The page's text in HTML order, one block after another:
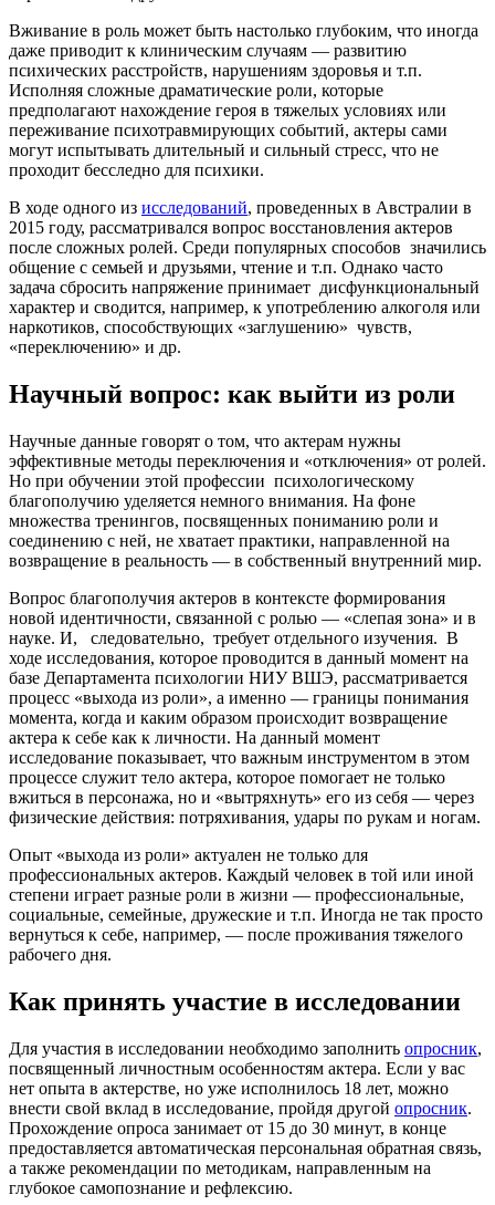
Вживание в роль может быть настолько глубоким, что иногда
даже приводит к клиническим случаям — развитию
психических расстройств, нарушениям здоровья и т.п.
Исполняя сложные драматические роли, которые
предполагают нахождение героя в тяжелых условиях или
переживание психотравмирующих событий, актеры сами
могут испытывать длительный и сильный стресс, что не
проходит бесследно для психики.
В ходе одного из исследований, проведенных в Австралии в
2015 году, рассматривался вопрос восстановления актеров
после сложных ролей. Среди популярных способов значились
общение с семьей и друзьями, чтение и т.п. Однако часто
задача сбросить напряжение принимает дисфункциональный
характер и сводится, например, к употреблению алкоголя или
наркотиков, способствующих «заглушению» чувств,
«переключению» и др.
Научный вопрос: как выйти из роли
Научные данные говорят о том, что актерам нужны
эффективные методы переключения и «отключения» от ролей.
Но при обучении этой профессии психологическому
благополучию уделяется немного внимания. На фоне
множества тренингов, посвященных пониманию роли и
соединению с ней, не хватает практики, направленной на
возвращение в реальность — в собственный внутренний мир.
Вопрос благополучия актеров в контексте формирования
новой идентичности, связанной с ролью — «слепая зона» и в
науке. И, следовательно, требует отдельного изучения. В
ходе исследования, которое проводится в данный момент на
базе Департамента психологии НИУ ВШЭ, рассматривается
процесс «выхода из роли», а именно — границы понимания
момента, когда и каким образом происходит возвращение
актера к себе как к личности. На данный момент
исследование показывает, что важным инструментом в этом
процессе служит тело актера, которое помогает не только
вжиться в персонажа, но и «вытряхнуть» его из себя — через
физические действия: потряхивания, удары по рукам и ногам.
Опыт «выхода из роли» актуален не только для
профессиональных актеров. Каждый человек в той или иной
степени играет разные роли в жизни — профессиональные,
социальные, семейные, дружеские и т.п. Иногда не так просто
вернуться к себе, например, — после проживания тяжелого
рабочего дня.
Как принять участие в исследовании
Для участия в исследовании необходимо заполнить опросник,
посвященный личностным особенностям актера. Если у вас
нет опыта в актерстве, но уже исполнилось 18 лет, можно
внести свой вклад в исследование, пройдя другой опросник.
Прохождение опроса занимает от 15 до 30 минут, в конце
предоставляется автоматическая персональная обратная связь,
а также рекомендации по методикам, направленным на
глубокое самопознание и рефлексию.